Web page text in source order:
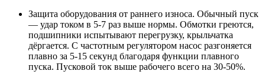
Защита оборудования от раннего износа. Обычный пуск
— удар током в 5-7 раз выше нормы. Обмотки греются,
подшипники испытывают перегрузку, крыльчатка
дёргается. С частотным регулятором насос разгоняется
плавно за 5-15 секунд благодаря функции плавного
пуска. Пусковой ток выше рабочего всего на 30-50%.